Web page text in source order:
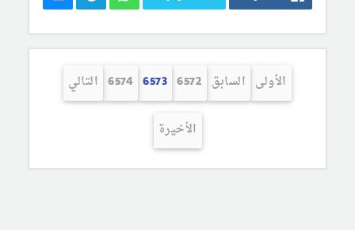
الأولى السابق 6572
6573
6574 التالي
الأخيرة